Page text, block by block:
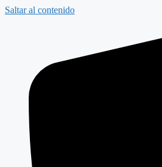
Saltar al contenido